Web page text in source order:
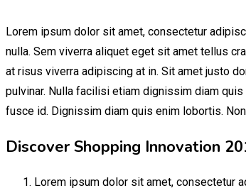
Lorem ipsum dolor sit amet, consectetur
nulla. Sem viverra aliquet eget sit amet tellus
at risus viverra adipiscing at in. Sit amet justo
pulvinar. Nulla facilisi etiam dignissim diam
fusce id. Dignissim diam quis enim lobortis.
Discover Shopping Innovation
Lorem ipsum dolor sit amet, consectetur